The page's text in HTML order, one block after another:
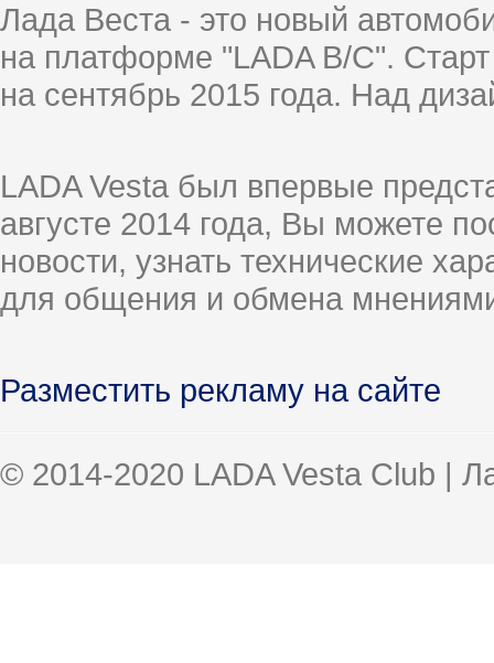
Лада Веста - это новый
на платформе "LADA B/C".
на сентябрь 2015 года. Над
LADA Vesta был впервые
августе 2014 года, Вы можете
новости, узнать технические
для общения и обмена
Разместить рекламу на сайте
© 2014-2020 LADA Vesta Club |